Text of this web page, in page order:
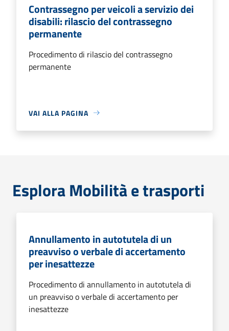
Contrassegno per veicoli a servizio dei
disabili: rilascio del contrassegno
permanente
Procedimento di rilascio del contrassegno
permanente
VAI ALLA PAGINA
Esplora Mobilità e trasporti
Annullamento in autotutela di un
preavviso o verbale di accertamento
per inesattezze
Procedimento di annullamento in autotutela di
un preavviso o verbale di accertamento per
inesattezze